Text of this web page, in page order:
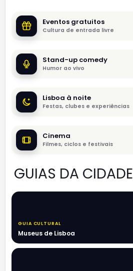
Eventos gratuitos
Cultura de entrada livre
Stand-up comedy
Humor ao vivo
Lisboa à noite
Festas, clubes e experiências
Cinema
Filmes, ciclos e festivais
GUIAS DA CIDADE
GUIA CULTURAL
Museus de Lisboa